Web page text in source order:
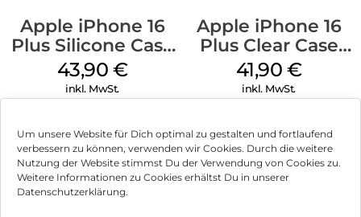
Um unsere Website für Dich optimal zu gestalten und fortlaufend
verbessern zu können, verwenden wir Cookies. Durch die weitere
Nutzung der Website stimmst Du der Verwendung von Cookies zu.
Weitere Informationen zu Cookies erhältst Du in unserer
Datenschutzerklärung.
Apple iPhone 16
Plus Silicone Case
MagSafe Black
43,90 €
inkl. MwSt.
Apple iPhone 16
Plus Clear Case
MagSafe
Transparent
41,90 €
inkl. MwSt.
Impressum